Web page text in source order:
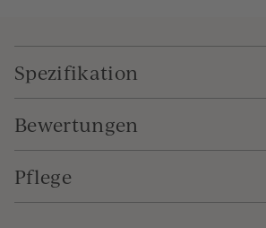
Spezifikation
Bewertungen
Pflege